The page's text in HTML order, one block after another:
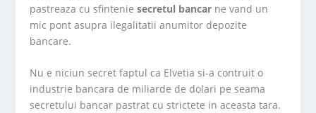
pastreaza cu sfinteniesecretul bancar ne vand un
mic pont asupra ilegalitatii anumitor depozite
bancare.
Nu e niciun secret faptul ca Elvetia si-a contruit o
industrie bancara de miliarde de dolari pe seama
secretului bancar pastrat cu strictete in aceasta tara.